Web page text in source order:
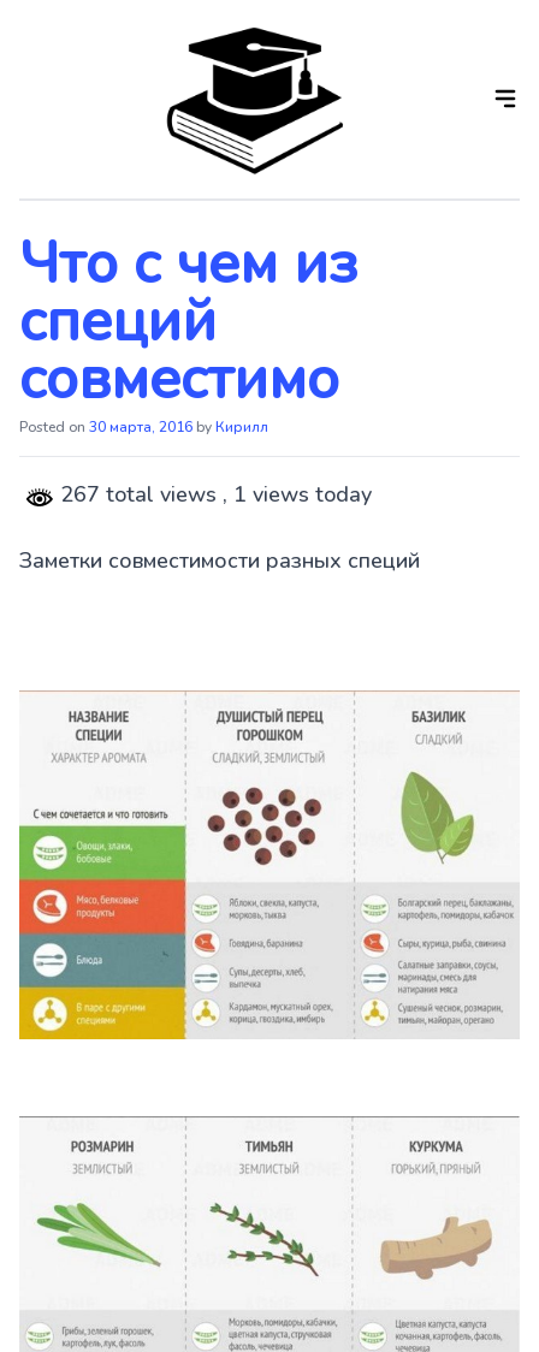
Что с чем из
специй
совместимо
Posted on 30 марта, 2016 byКирилл
267 total views , 1 views today
Заметки совместимости разных специй